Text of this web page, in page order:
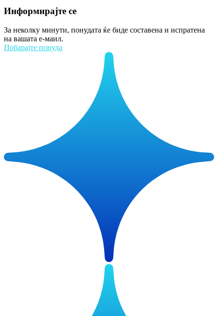
Информирајте се
За неколку минути, понудата ќе биде составена и испратена
на вашата е-маил.
Побарајте понуда